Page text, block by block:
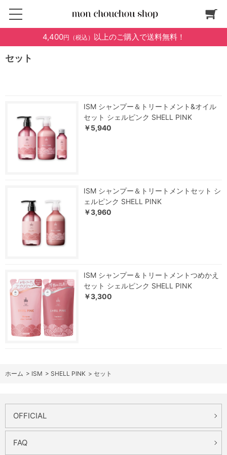
4,400円（税込） 以上のご購入で送料無料！
セット
ISM シャンプー＆トリートメント&オイル
セット シェルピンク SHELL PINK
￥5,940
ISM シャンプー＆トリートメントセット シ
ェルピンク SHELL PINK
￥3,960
ISM シャンプー＆トリートメントつめかえ
セット シェルピンク SHELL PINK
￥3,300
ホーム > ISM > SHELL PINK > セット
OFFICIAL
FAQ